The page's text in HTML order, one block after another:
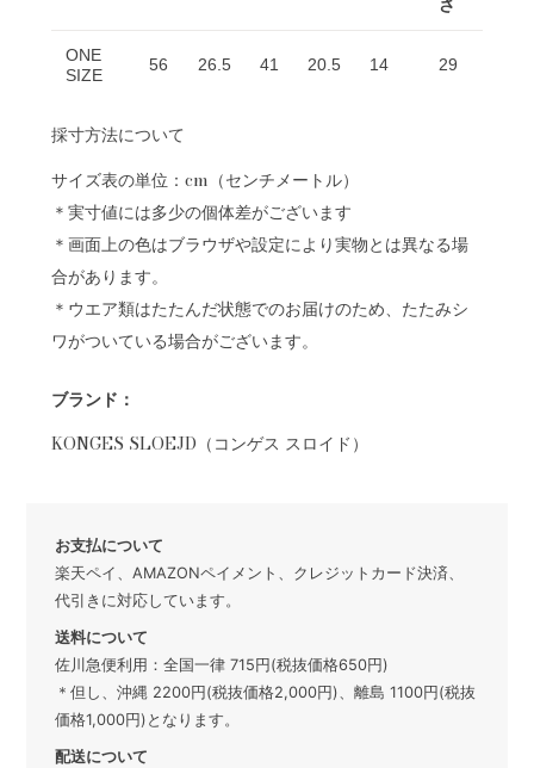
さ
ONE
SIZE
56 26.5 41 20.5 14 29
採寸方法について
サイズ表の単位：cm（センチメートル）
＊実寸値には多少の個体差がございます
＊画面上の色はブラウザや設定により実物とは異なる場
合があります。
＊ウエア類はたたんだ状態でのお届けのため、たたみシ
ワがついている場合がございます。
ブランド：
KONGES SLOEJD（コンゲス スロイド）
お支払について
楽天ペイ、AMAZONペイメント、クレジットカード決済、
代引きに対応しています。
送料について
佐川急便利用：全国一律 715円(税抜価格650円)
＊但し、沖縄 2200円(税抜価格2,000円)、離島 1100円(税抜
価格1,000円)となります。
配送について